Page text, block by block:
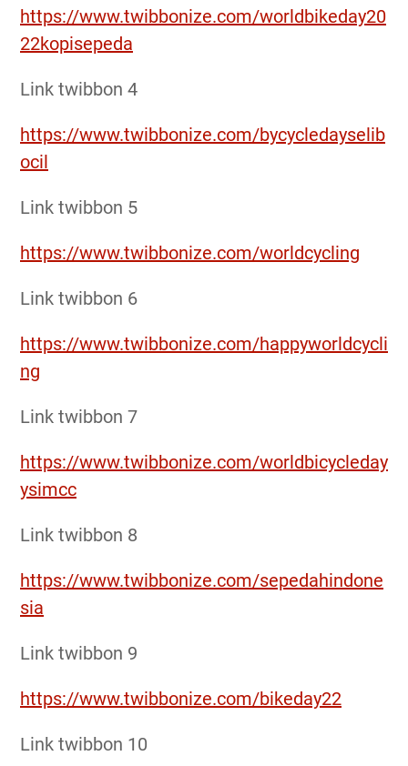
https://www.twibbonize.com/worldbikeday20
22kopisepeda
Link twibbon 4
https://www.twibbonize.com/bycycledayselib
ocil
Link twibbon 5
https://www.twibbonize.com/worldcycling
Link twibbon 6
https://www.twibbonize.com/happyworldcycli
ng
Link twibbon 7
https://www.twibbonize.com/worldbicycleday
ysimcc
Link twibbon 8
https://www.twibbonize.com/sepedahindone
sia
Link twibbon 9
https://www.twibbonize.com/bikeday22
Link twibbon 10